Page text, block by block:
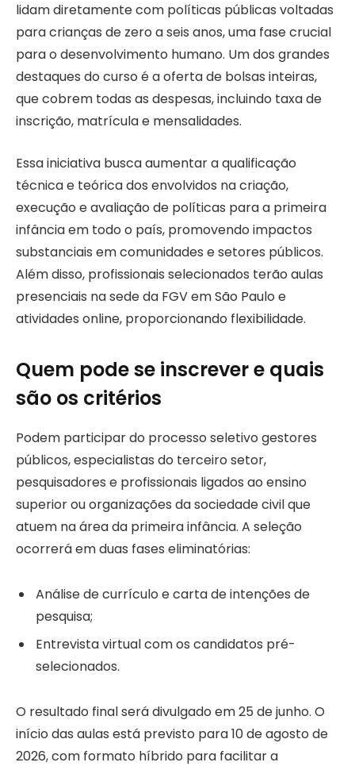
lidam diretamente com políticas públicas voltadas
para crianças de zero a seis anos, uma fase crucial
para o desenvolvimento humano. Um dos grandes
destaques do curso é a oferta de bolsas inteiras,
que cobrem todas as despesas, incluindo taxa de
inscrição, matrícula e mensalidades.
Essa iniciativa busca aumentar a qualificação
técnica e teórica dos envolvidos na criação,
execução e avaliação de políticas para a primeira
infância em todo o país, promovendo impactos
substanciais em comunidades e setores públicos.
Além disso, profissionais selecionados terão aulas
presenciais na sede da FGV em São Paulo e
atividades online, proporcionando flexibilidade.
Quem pode se inscrever e quais
são os critérios
Podem participar do processo seletivo gestores
públicos, especialistas do terceiro setor,
pesquisadores e profissionais ligados ao ensino
superior ou organizações da sociedade civil que
atuem na área da primeira infância. A seleção
ocorrerá em duas fases eliminatórias:
Análise de currículo e carta de intenções de
pesquisa;
Entrevista virtual com os candidatos pré-
selecionados.
O resultado final será divulgado em 25 de junho. O
início das aulas está previsto para 10 de agosto de
2026, com formato híbrido para facilitar a